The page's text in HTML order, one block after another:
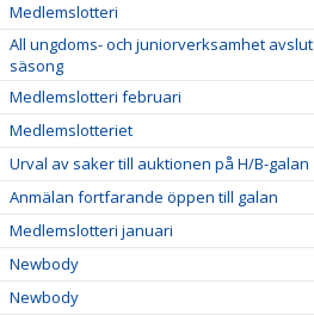
Medlemslotteri
All ungdoms- och juniorverksamhet
säsong
Medlemslotteri februari
Medlemslotteriet
Urval av saker till auktionen på H/B-galan
Anmälan fortfarande öppen till galan
Medlemslotteri januari
Newbody
Newbody